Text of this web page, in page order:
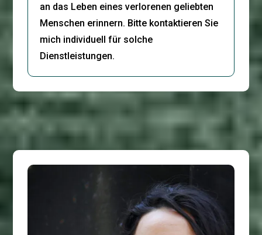
an das Leben eines verlorenen geliebten
Menschen erinnern. Bitte kontaktieren Sie
mich individuell für solche
Dienstleistungen.